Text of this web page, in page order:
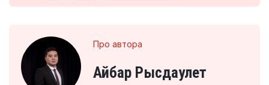
Про автора
Айбар Рысдаулет